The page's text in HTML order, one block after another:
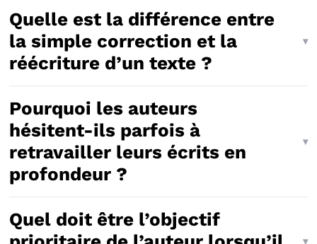
Quelle est la différence entre
la simple correction et la
réécriture d’un texte ?
Pourquoi les auteurs
hésitent-ils parfois à
retravailler leurs écrits en
profondeur ?
Quel doit être l’objectif